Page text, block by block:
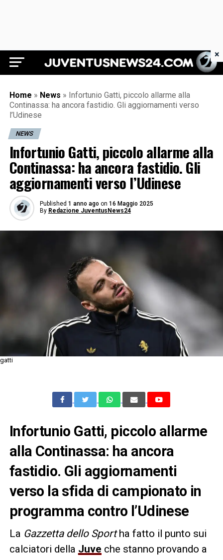
Juventus News 24
Home » News » Infortunio Gatti, piccolo allarme alla
Continassa: ha ancora fastidio. Gli aggiornamenti verso
l’Udinese
NEWS
Infortunio Gatti, piccolo allarme alla
Continassa: ha ancora fastidio. Gli
aggiornamenti verso l’Udinese
Published 1 anno ago on 16 Maggio 2025
By Redazione JuventusNews24
gatti
Infortunio Gatti, piccolo allarme
alla Continassa: ha ancora
fastidio. Gli aggiornamenti
verso la sfida di campionato in
programma contro l’Udinese
La Gazzetta dello Sportha fatto il punto sui
calciatori della Juve che stanno provando a
×